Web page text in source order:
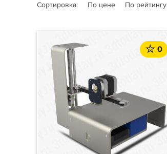
Сортировка: По цене По рейтингу
0